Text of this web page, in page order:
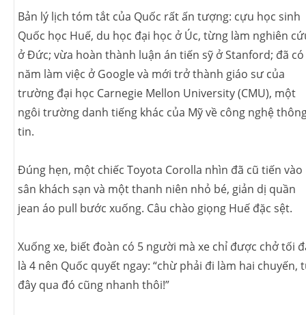
Bản lý lịch tóm tắt của Quốc rất ấn tượng: cựu học sinh
Quốc học Huế, du học đại học ở Úc, từng làm nghiên
ở Đức; vừa hoàn thành luận án tiến sỹ ở Stanford; đã có
năm làm việc ở Google và mới trở thành giáo sư của
trường đại học Carnegie Mellon University (CMU), một
ngôi trường danh tiếng khác của Mỹ về công nghệ
tin.
Đúng hẹn, một chiếc Toyota Corolla nhìn đã cũ tiến vào
sân khách sạn và một thanh niên nhỏ bé, giản dị quần
jean áo pull bước xuống. Câu chào giọng Huế đặc sệt.
Xuống xe, biết đoàn có 5 người mà xe chỉ được chở tối
là 4 nên Quốc quyết ngay: “chừ phải đi làm hai chuyến,
đây qua đó cũng nhanh thôi!”